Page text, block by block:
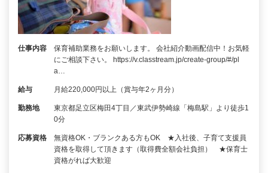
仕事内容
保育補助業務をお願いします。 会社紹介動画配信中！お気軽
にご相談下さい。 https://v.classtream.jp/create-group/#/pl
a…
給与 月給220,000円以上（賞与年2ヶ月分）
勤務地
東京都足立区梅田4丁目／東武伊勢崎線「梅島駅」より徒歩1
0分
応募資格
無資格OK・ブランクある方もOK ★入社後、子育て支援員
資格を取得して頂きます（取得費全額会社負担） ★保育士
資格がれば大歓迎